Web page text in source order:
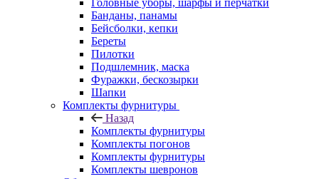
Головные уборы, шарфы и перчатки
Банданы, панамы
Бейсболки, кепки
Береты
Пилотки
Подшлемник, маска
Фуражки, бескозырки
Шапки
Комплекты фурнитуры
Назад
Комплекты фурнитуры
Комплекты погонов
Комплекты фурнитуры
Комплекты шевронов